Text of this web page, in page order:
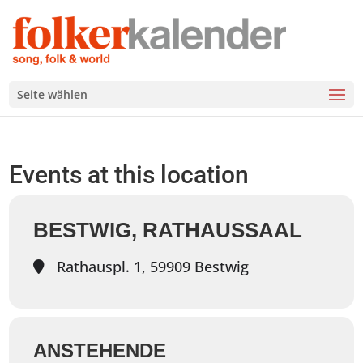
Seite wählen
Events at this location
BESTWIG, RATHAUSSAAL
Rathauspl. 1, 59909 Bestwig
ANSTEHENDE